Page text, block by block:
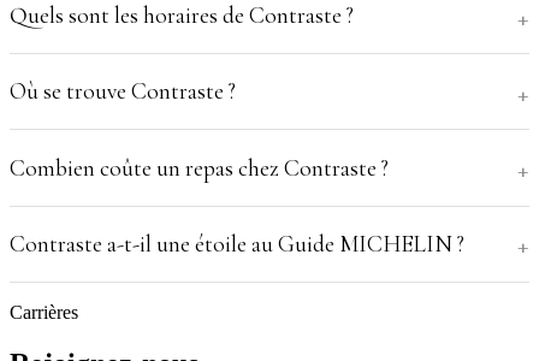
Quels sont les horaires de Contraste ?
Où se trouve Contraste ?
Combien coûte un repas chez Contraste ?
Contraste a-t-il une étoile au Guide MICHELIN ?
Carrières